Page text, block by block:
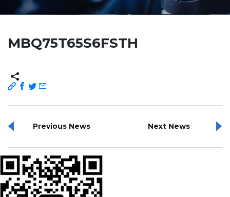
MBQ75T65S6FSTH
Previous News Next News